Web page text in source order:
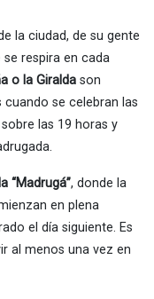
la ciudad, de su gente
respira en cada
o la Giralda son
se celebran las
las 19 horas y
la “Madrugá”, donde la
en plena
el día siguiente. Es
al menos una vez en